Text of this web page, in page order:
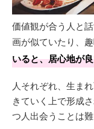
価値観が合う人と
画が似ていたり、
いると、居心地が
人それぞれ、生ま
きていく上で形成
つ人出会うことは難